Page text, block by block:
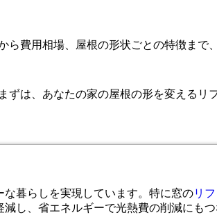
費用相場、屋根の形状ごとの特徴まで
は、あなたの家の屋根の形を変えるリ
暮らしを実現しています。特に窓のリ
し、省エネルギーで光熱費の削減にもつ